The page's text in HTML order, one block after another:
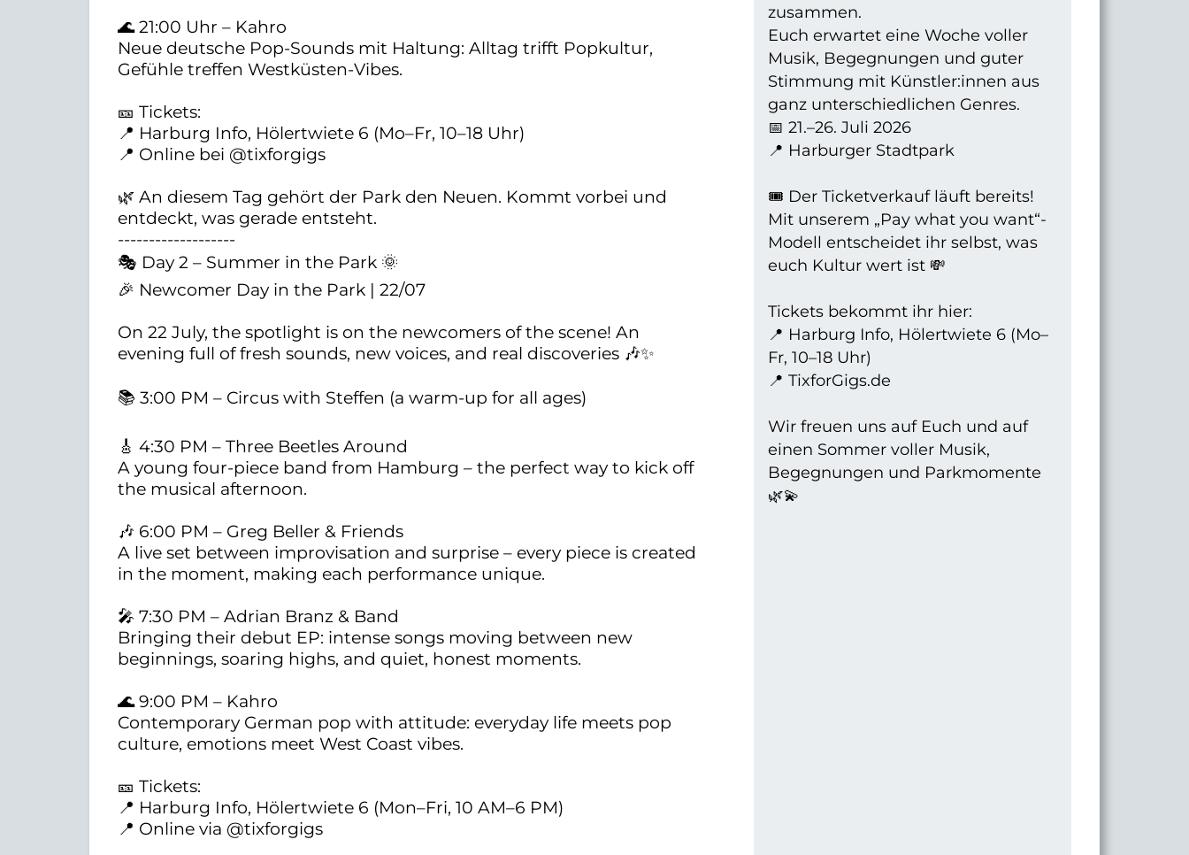
🌊 21:00 Uhr – Kahro
Neue deutsche Pop-Sounds mit Haltung: Alltag trifft Popkultur,
Gefühle treffen Westküsten-Vibes.
🎫 Tickets:
📍 Harburg Info, Hölertwiete 6 (Mo–Fr, 10–18 Uhr)
📍 Online bei @tixforgigs
🌿 An diesem Tag gehört der Park den Neuen. Kommt vorbei und
entdeckt, was gerade entsteht.
-------------------
🎭 Day 2 – Summer in the Park 🌞
🎉 Newcomer Day in the Park | 22/07
On 22 July, the spotlight is on the newcomers of the scene! An
evening full of fresh sounds, new voices, and real discoveries 🎶✨
📚 3:00 PM – Circus with Steffen (a warm-up for all ages)
🎸 4:30 PM – Three Beetles Around
A young four-piece band from Hamburg – the perfect way to kick off
the musical afternoon.
🎶 6:00 PM – Greg Beller & Friends
A live set between improvisation and surprise – every piece is created
in the moment, making each performance unique.
🎤 7:30 PM – Adrian Branz & Band
Bringing their debut EP: intense songs moving between new
beginnings, soaring highs, and quiet, honest moments.
🌊 9:00 PM – Kahro
Contemporary German pop with attitude: everyday life meets pop
culture, emotions meet West Coast vibes.
🎫 Tickets:
📍 Harburg Info, Hölertwiete 6 (Mon–Fri, 10 AM–6 PM)
📍 Online via @tixforgigs
zusammen.
Euch erwartet eine Woche voller
Musik, Begegnungen und guter
Stimmung mit Künstler:innen aus
ganz unterschiedlichen Genres.
📅 21.–26. Juli 2026
📍 Harburger Stadtpark
🎟️ Der Ticketverkauf läuft bereits!
Mit unserem „Pay what you want“-
Modell entscheidet ihr selbst, was
euch Kultur wert ist 💸
Tickets bekommt ihr hier:
📍 Harburg Info, Hölertwiete 6 (Mo–
Fr, 10–18 Uhr)
📍 TixforGigs.de
Wir freuen uns auf Euch und auf
einen Sommer voller Musik,
Begegnungen und Parkmomente
🌿💫